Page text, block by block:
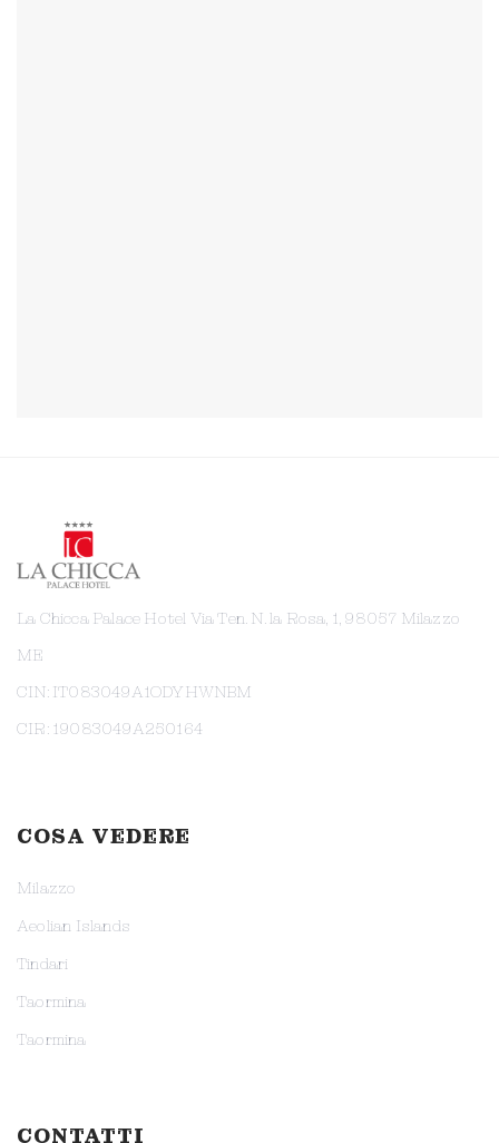
La Chicca Palace Hotel Via Ten. N. la Rosa, 1, 98057 Milazzo
ME
CIN: IT083049A1ODYHWNBM
CIR: 19083049A250164
COSA VEDERE
Milazzo
Aeolian Islands
Tindari
Taormina
Taormina
CONTATTI